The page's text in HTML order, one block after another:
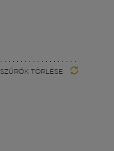
SZŰRŐK TÖRLÉSE